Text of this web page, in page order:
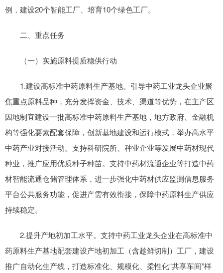
例，建设20个智能工厂、培育10个绿色工厂。
二、重点任务
（一）实施原料提质稳供行动
1.建设高标准中药原料生产基地。引导中药工业龙头企业聚
焦重点原料品种，充分发挥资金、技术、渠道等优势，在主产区
因地制宜建设一批高标准中药原料生产基地，地方政府、金融机
构等强化要素配套保障，创新基地建设和运行模式，举办高水平
中药产业对接活动。支持科研院所、种业企业等发展中药材现代
种业，推广应用优质种子种苗。支持中药材流通企业等打造中药
材智能流通仓储管理体系，进一步强化中药材供应监测信息服务
平台公共服务功能，促进产需有效衔接，保障中药原料生产供应
持续稳定。
2.提升产地初加工水平。支持中药工业龙头企业在高标准中
药原料生产基地配套建设产地初加工（含趁鲜切制）工厂，建设
推广自动化生产线，打造标准化、规模化、柔性化“共享车间”样